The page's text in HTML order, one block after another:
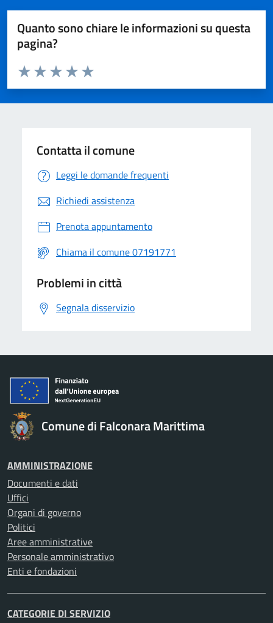
Quanto sono chiare le informazioni su questa
pagina?
Valuta da 1 a 5 stelle la pagina
Valuta 5 stelle su 5
Valuta 4 stelle su 5
Valuta 3 stelle su 5
Valuta 2 stelle su 5
Valuta 1 stelle su 5
Contatta il comune
Leggi le domande frequenti
Richiedi assistenza
Prenota appuntamento
Chiama il comune 07191771
Problemi in città
Segnala disservizio
Comune di Falconara Marittima
AMMINISTRAZIONE
Documenti e dati
Uffici
Organi di governo
Politici
Aree amministrative
Personale amministrativo
Enti e fondazioni
CATEGORIE DI SERVIZIO